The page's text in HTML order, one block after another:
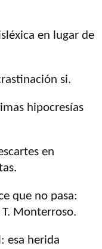
en lugar de
si.
hipocresías
en
que no pasa:
Monterroso.
esa herida